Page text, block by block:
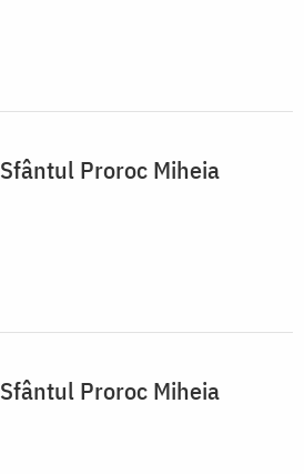
Sfântul Proroc Miheia
Sfântul Proroc Miheia